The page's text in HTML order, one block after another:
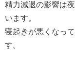
精力減退の影響は
います。
寝起きが悪くなっ
す。